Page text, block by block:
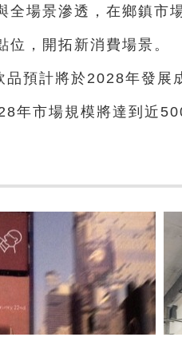
場景滲透，在鄉鎮市
，開拓新消費場景。
品預計將於2028年發展
年市場規模將達到近